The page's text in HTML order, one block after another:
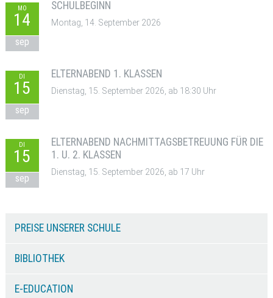
MO
14
sep
SCHULBEGINN
Montag, 14. September 2026
DI
15
sep
ELTERNABEND 1. KLASSEN
Dienstag, 15. September 2026, ab 18:30 Uhr
DI
15
sep
ELTERNABEND NACHMITTAGSBETREUUNG FÜR DIE
1. U. 2. KLASSEN
Dienstag, 15. September 2026, ab 17 Uhr
PREISE UNSERER SCHULE
BIBLIOTHEK
E-EDUCATION